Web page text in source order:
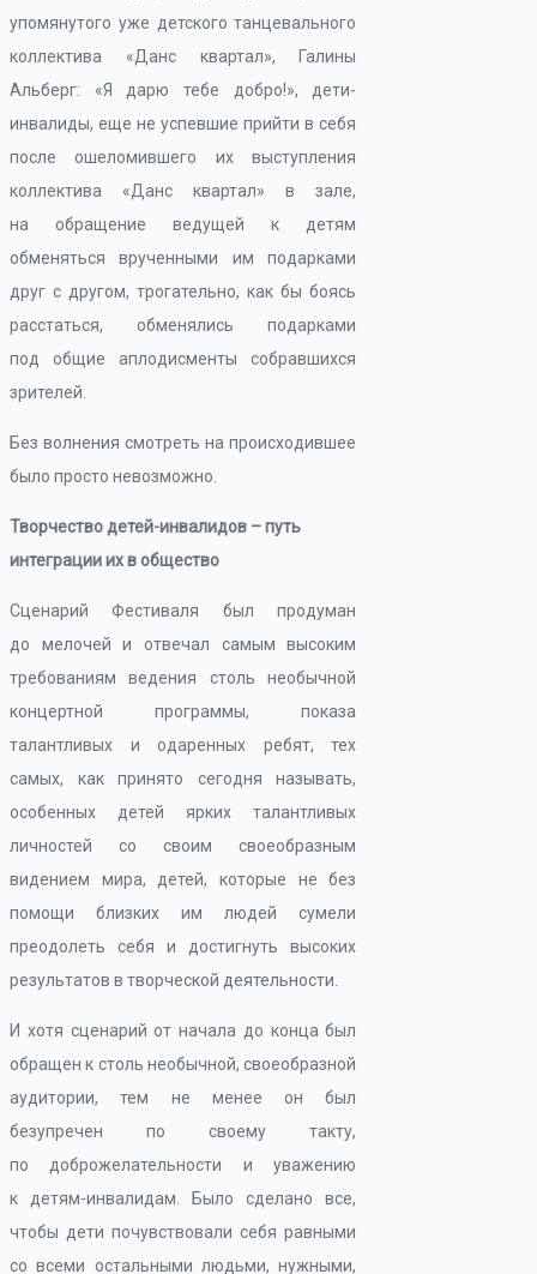
упомянутого уже детского танцевального
коллектива «Данс квартал», Галины
Альберг: «Я дарю тебе добро!», дети-
инвалиды, еще не успевшие прийти в себя
после ошеломившего их выступления
коллектива «Данс квартал» в зале,
на обращение ведущей к детям
обменяться врученными им подарками
друг с другом, трогательно, как бы боясь
расстаться, обменялись подарками
под общие аплодисменты собравшихся
зрителей.
Без волнения смотреть на происходившее
было просто невозможно.
Творчество детей-инвалидов – путь
интеграции их в общество
Сценарий Фестиваля был продуман
до мелочей и отвечал самым высоким
требованиям ведения столь необычной
концертной программы, показа
талантливых и одаренных ребят, тех
самых, как принято сегодня называть,
особенных детей ярких талантливых
личностей со своим своеобразным
видением мира, детей, которые не без
помощи близких им людей сумели
преодолеть себя и достигнуть высоких
результатов в творческой деятельности.
И хотя сценарий от начала до конца был
обращен к столь необычной, своеобразной
аудитории, тем не менее он был
безупречен по своему такту,
по доброжелательности и уважению
к детям-инвалидам. Было сделано все,
чтобы дети почувствовали себя равными
со всеми остальными людьми, нужными,